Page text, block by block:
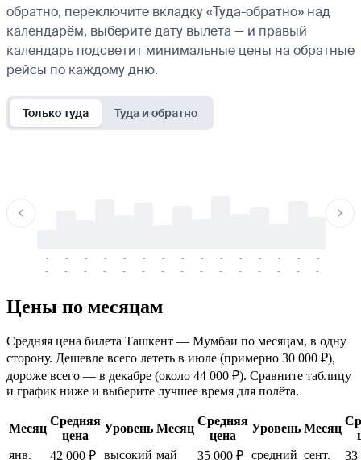
обратно, переключите вкладку «Туда-обратно» над
календарём, выберите дату вылета — и правый
календарь подсветит минимальные цены на обратные
рейсы по каждому дню.
Только туда Туда и обратно
-
-
-
-
-
-
-
-
-
-
-
-
-
-
-
-
-
-
-
-
-
-
-
-
-
-
-
-
-
-
Цены по месяцам
Средняя цена билета Ташкент — Мумбаи по месяцам, в одну
сторону. Дешевле всего лететь в июле (примерно 30 000 ₽),
дороже всего — в декабре (около 44 000 ₽). Сравните таблицу
и график ниже и выберите лучшее время для полёта.
Месяц
Средняя
цена
Уровень Месяц
Средняя
цена
Уровень Месяц
янв.
42 000 ₽ высокий май 35 000 ₽ средний сент.
33